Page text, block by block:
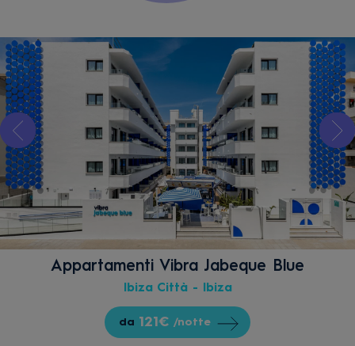
Appartamenti Vibra Jabeque Blue
Ibiza Città - Ibiza
da 121€ /notte